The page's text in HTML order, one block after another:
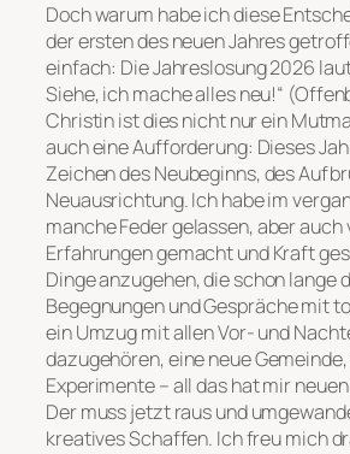
Doch warum habe ich diese
der ersten des neuen Jahres
einfach: Die Jahreslosung 2026
Siehe, ich mache alles neu!“
Christin ist dies nicht nur ein
auch eine Aufforderung: Dieses
Zeichen des Neubeginns, des
Neuausrichtung. Ich habe im
manche Feder gelassen, aber auch
Erfahrungen gemacht und Kraft
Dinge anzugehen, die schon lange
Begegnungen und Gespräche mit
ein Umzug mit allen Vor- und
dazugehören, eine neue
Experimente – all das hat mir
Der muss jetzt raus und
kreatives Schaffen. Ich freu mich